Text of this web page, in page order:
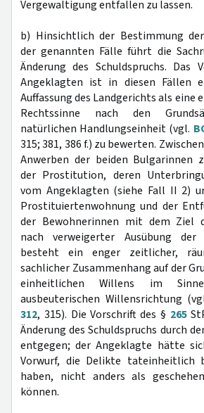
Vergewaltigung entfallen zu lassen.
b) Hinsichtlich der Bestimmung
der genannten Fälle führt die
Änderung des Schuldspruchs. Das
Angeklagten ist in diesen Fällen
Auffassung des Landgerichts als eine
Rechtssinne nach den
natürlichen Handlungseinheit (vgl.
315; 381, 386 f.) zu bewerten.
Anwerben der beiden Bulgarinnen
der Prostitution, deren
vom Angeklagten (siehe Fall II 2)
Prostituiertenwohnung und der
der Bewohnerinnen mit dem Ziel
nach verweigerter Ausübung
besteht ein enger zeitlicher,
sachlicher Zusammenhang auf der
einheitlichen Willens im
ausbeuterischen Willensrichtung
312, 315). Die Vorschrift des § 265
Änderung des Schuldspruchs durch
entgegen; der Angeklagte hätte
Vorwurf, die Delikte tateinheitlich
haben, nicht anders als
können.